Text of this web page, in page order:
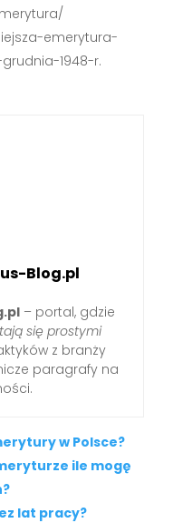
emerytura-
1948-r.
Blog.pl
– portal, gdzie
się prostymi
z branży
paragrafy na
w Polsce?
ile mogę
lat pracy?